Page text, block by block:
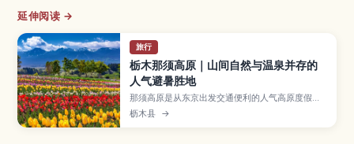
延伸阅读 →
旅行
栃木那须高原｜山间自然与温泉并存的
人气避暑胜地
那须高原是从东京出发交通便利的人气高原度假
区，拥有丰富的登山与散步步道、牧场体验以及历
史悠久的那须温泉，让你在群山与森林间放松身
枥木县 →